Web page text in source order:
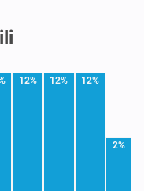
12% 12% 12%
2%